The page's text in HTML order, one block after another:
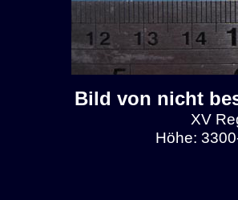
Bild von nicht
XV
Höhe: